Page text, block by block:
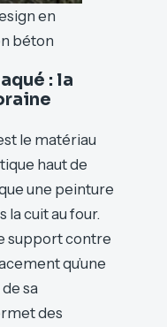
en
béton
: la
le matériau
haut de
une peinture
la cuit au four.
support contre
qu’une
sa
des